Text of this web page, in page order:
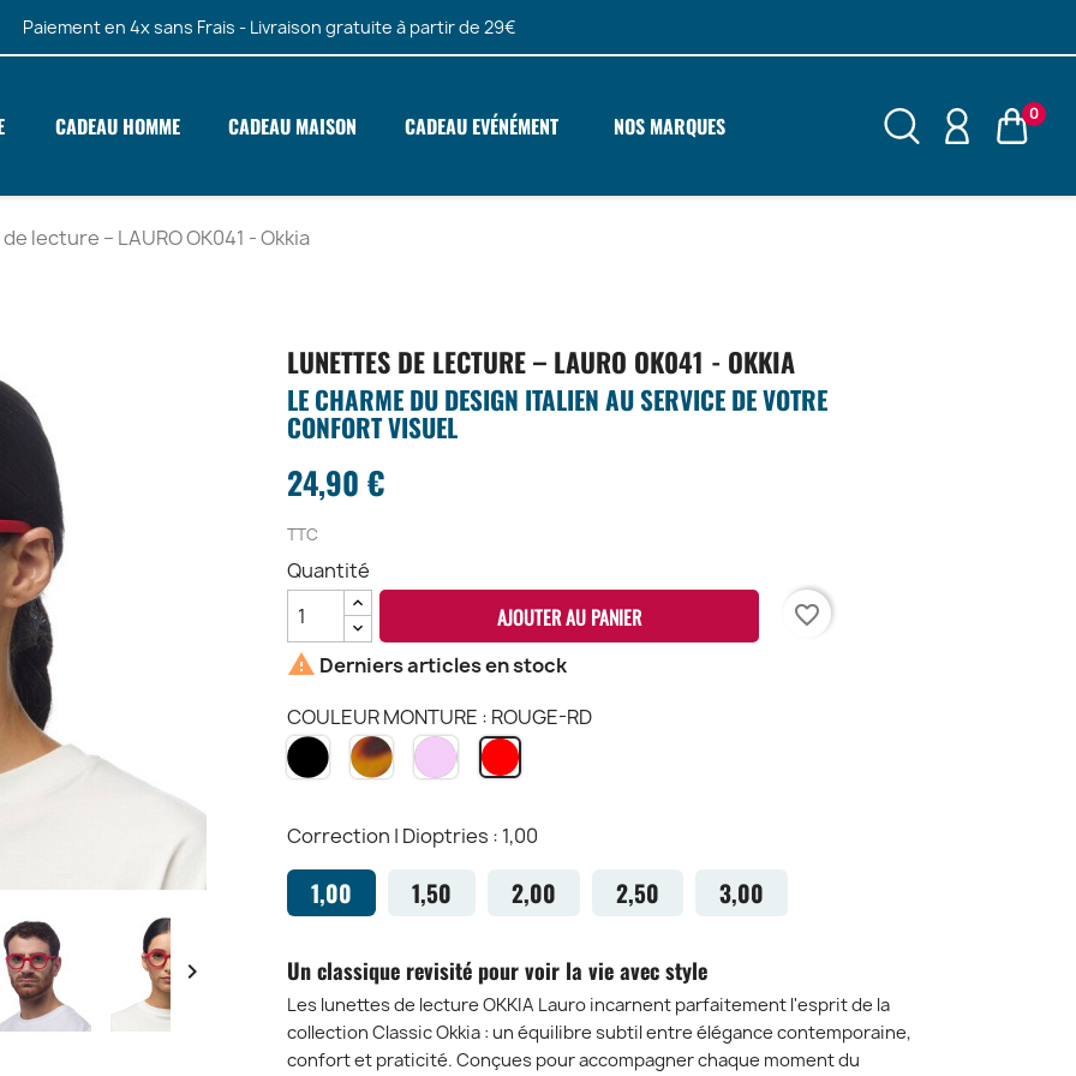
Paiement en 4x sans Frais - Livraison gratuite à partir de 29€
CADEAU HOMME CADEAU MAISON CADEAU EVÉNÉMENT NOS MARQUES 0
lecture – LAURO OK041 - Okkia

LUNETTES DE LECTURE – LAURO OK041 - OKKIA
LE CHARME DU DESIGN ITALIEN AU SERVICE DE VOTRE
CONFORT VISUEL
24,90 €
TTC
Quantité
AJOUTER AU PANIER
favorite_border
 Derniers articles en stock
COULEUR MONTURE : ROUGE-RD
NOIR
BK
HAVANA
CH
ROSE
-
ROUGE-
RD
Correction | Dioptries : 1,00
1,00 1,50 2,00 2,50 3,00
Un classique revisité pour voir la vie avec style
Les lunettes de lecture OKKIA Lauro incarnent parfaitement l'esprit de la
collection Classic Okkia : un équilibre subtil entre élégance contemporaine,
confort et praticité. Conçues pour accompagner chaque moment du